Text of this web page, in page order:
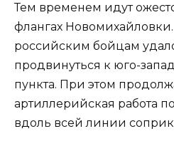
Тем временем идут
флангах Новомихайловки.
российским бойцам
продвинуться к юго-
пункта. При этом
артиллерийская работа
вдоль всей линии